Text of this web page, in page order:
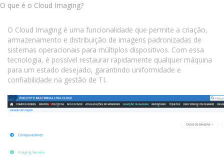
O que é o Cloud Imaging?
O Cloud Imaging é uma funcionalidade que permite a criação,
armazenamento e distribuição de imagens padronizadas de
sistemas operacionais para múltiplos dispositivos. Com essa
tecnologia, é possível restaurar rapidamente qualquer máquina
para um estado desejado, garantindo uniformidade e
confiabilidade na gestão de TI.